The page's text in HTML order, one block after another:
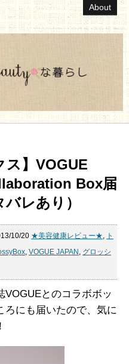
About
ス】VOGUE
Box届
レあり）
10/20 ★美容健康レビュー★, ト
, VOGUE JAPAN , グロッシ
VOGUEとのコラボボッ
ろにも届いたので、気に